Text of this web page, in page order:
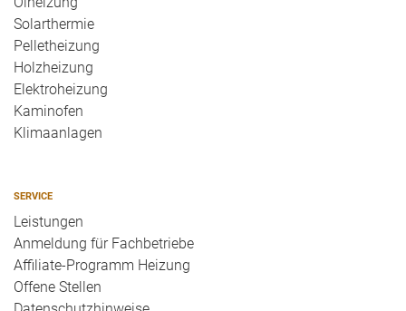
Solarthermie
Pelletheizung
Holzheizung
Elektroheizung
Kaminofen
Klimaanlagen
SERVICE
Leistungen
Anmeldung für Fachbetriebe
Affiliate-Programm Heizung
Offene Stellen